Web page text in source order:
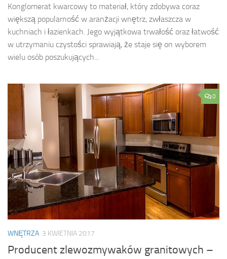
Konglomerat kwarcowy to materiał, który zdobywa coraz
większą popularność w aranżacji wnętrz, zwłaszcza w
kuchniach i łazienkach. Jego wyjątkowa trwałość oraz łatwość
w utrzymaniu czystości sprawiają, że staje się on wyborem
wielu osób poszukujących...
0
WNĘTRZA 3 KWIETNIA 2017
Producent zlewozmywaków granitowych –